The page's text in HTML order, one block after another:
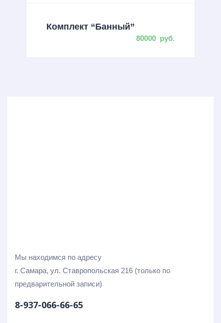
Комплект “Банный”
80000 руб.
Мы находимся по адресу
г. Самара, ул. Ставропольская 216 (только по
предварительной записи)
8-937-066-66-65